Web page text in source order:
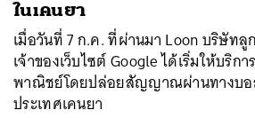
ในเคนยา
เมื่อวันที่ 7 ก.ค. ที่ผ่านมา Loon บริษัท
เจ้าของเว็บไซต์ Google ได้เริ่มให้บริก
พาณิชย์โดยปล่อยสัญญาณผ่านทางบอ
ประเทศเคนยา